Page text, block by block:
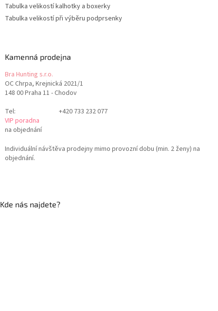
Tabulka velikostí kalhotky a boxerky
Tabulka velikostí při výběru podprsenky
Kamenná prodejna
Bra Hunting s.r.o.
OC Chrpa, Krejnická 2021/1
148 00 Praha 11 - Chodov
Tel:
+420 733 232 077
VIP poradna
na objednání
Individuální návštěva prodejny mimo provozní dobu (min. 2 ženy) na
objednání.
Kde nás najdete?